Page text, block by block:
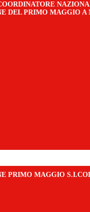
DEL PRIMO MAGGIO A
PRIMO MAGGIO